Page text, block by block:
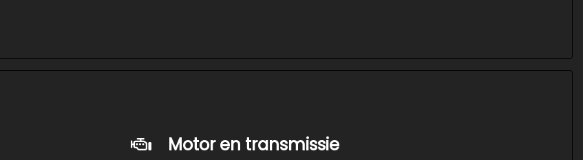
Motor en transmissie